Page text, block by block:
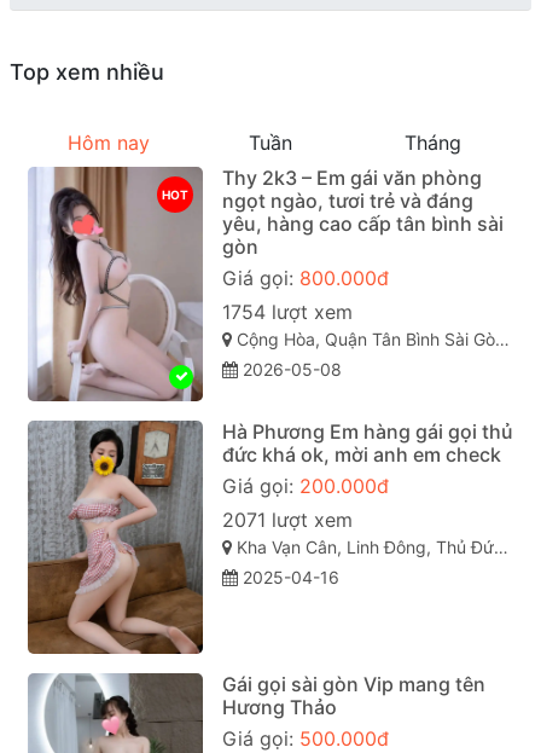
Top xem nhiều
Hôm nay Tuần Tháng
HOT
Thy 2k3 – Em gái văn phòng
ngọt ngào, tươi trẻ và đáng
yêu, hàng cao cấp tân bình sài
gòn
Giá gọi: 800.000đ
1754 lượt xem
Cộng Hòa, Quận Tân Bình Sài Gòn ( TP. Hồ Chí Minh )
2026-05-08
Hà Phương Em hàng gái gọi thủ
đức khá ok, mời anh em check
Giá gọi: 200.000đ
2071 lượt xem
Kha Vạn Cân, Linh Đông, Thủ Đức, Hồ Chí Minh
2025-04-16
Gái gọi sài gòn Vip mang tên
Hương Thảo
Giá gọi: 500.000đ